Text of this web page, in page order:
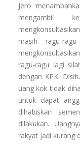
Jero
mengambil
masih ragu-
ragu-ragu lagi
dengan KPK.
uang kok tidak
untuk dapat
dihabiskan
dilakukan.
rakyat jadi kurang